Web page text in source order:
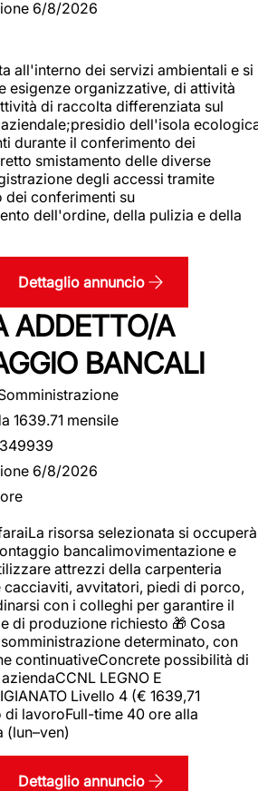
6/8/2026
all'interno dei servizi ambientali e si
esigenze organizzative, di attività
di raccolta differenziata sul
dell'isola
durante il conferimento dei
smistamento delle diverse
degli accessi tramite
dei conferimenti su
dell'ordine, della pulizia e della
Dettaglio annuncio
ADDETTO/A
BANCALI
1639.71 mensile
349939
6/8/2026
risorsa selezionata si occuperà
bancalimovimentazione e
attrezzi della carpenteria
avvitatori, piedi di porco,
con i colleghi per garantire il
di produzione richiesto 🎁 Cosa
determinato, con
continuativeConcrete possibilità di
LEGNO E
Livello 4 (€ 1639,71
lavoroFull-time 40 ore alla
(lun–ven)
Dettaglio annuncio